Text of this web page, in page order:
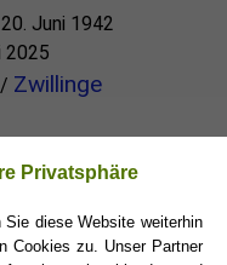
Juni 1942
2025
Zwillinge
Privatsphäre
diese Website weiterhin
Cookies zu. Unser Partner